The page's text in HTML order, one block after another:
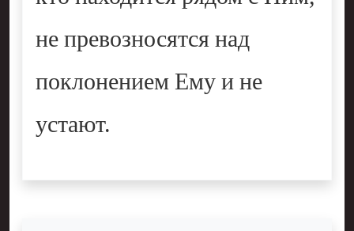
не превозносятся над
поклонением Ему и не
устают.